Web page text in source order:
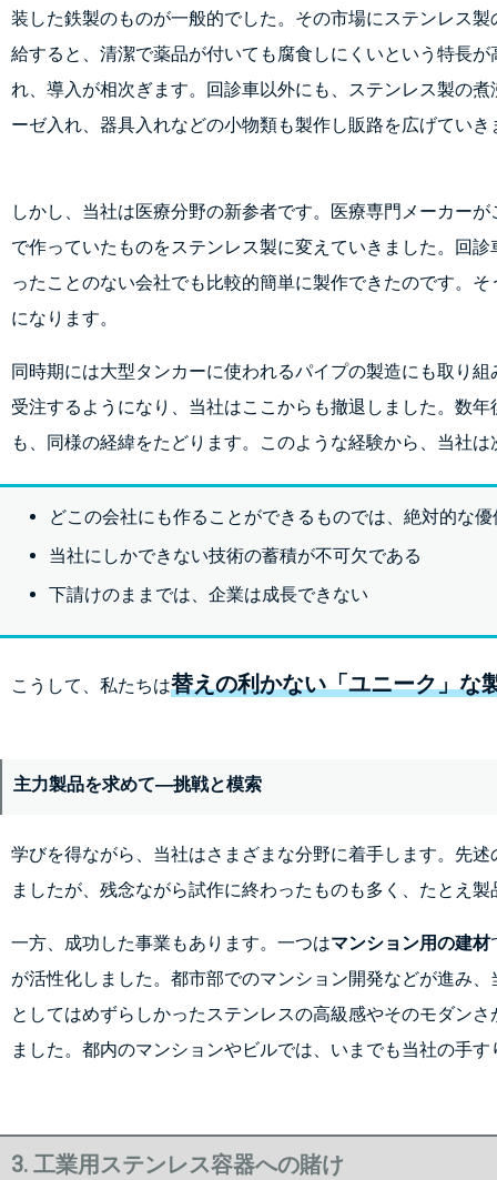
装した鉄製のものが一般的でした。その市場にステンレス製
給すると、清潔で薬品が付いても腐食しにくいという特長が
れ、導入が相次ぎます。回診車以外にも、ステンレス製の煮
ーゼ入れ、器具入れなどの小物類も製作し販路を広げていき
しかし、当社は医療分野の新参者です。医療専門メーカー
で作っていたものをステンレス製に変えていきました。回
ったことのない会社でも比較的簡単に製作できたのです。
になります。
同時期には大型タンカーに使われるパイプの製造にも取り
受注するようになり、当社はここからも撤退しました。数
も、同様の経緯をたどります。このような経験から、当社
どこの会社にも作ることができるものでは、絶対的な
当社にしかできない技術の蓄積が不可欠である
下請けのままでは、企業は成長できない
こうして、私たちは替えの利かない「ユニーク」な
主力製品を求めて―挑戦と模索
学びを得ながら、当社はさまざまな分野に着手します。先
ましたが、残念ながら試作に終わったものも多く、たとえ
一方、成功した事業もあります。一つはマンション用の建材
が活性化しました。都市部でのマンション開発などが進み
としてはめずらしかったステンレスの高級感やそのモダン
ました。都内のマンションやビルでは、いまでも当社の手
3. 工業用ステンレス容器への賭け